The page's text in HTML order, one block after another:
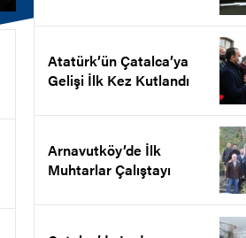
Atatürk’ün Çatalca’ya
Gelişi İlk Kez Kutlandı
Arnavutköy’de İlk
Muhtarlar Çalıştayı